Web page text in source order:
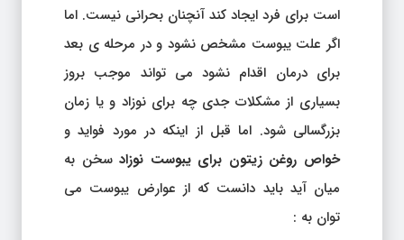
است برای فرد ایجاد کند آنچنان بحرانی نیست. اما
اگر علت یبوست مشخص نشود و در مرحله ی بعد
برای درمان اقدام نشود می تواند موجب بروز
بسیاری از مشکلات جدی چه برای نوزاد و یا زمان
بزرگسالی شود. اما قبل از اینکه در مورد فواید و
خواص روغن زیتون برای یبوست نوزادسخن به
میان آید باید دانست که از عوارض یبوست می
توان به :